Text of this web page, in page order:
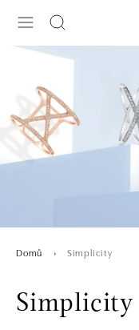
Domů Simplicity
Simplicity